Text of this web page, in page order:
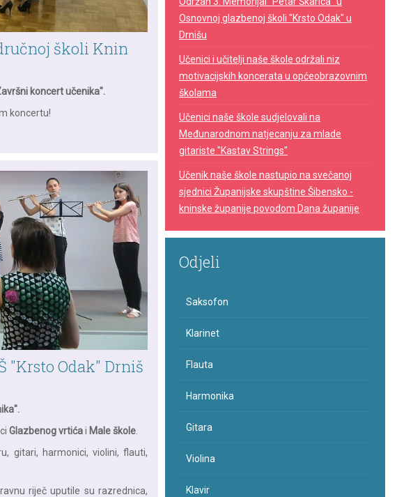
školi Knin
koncert učenika".
koncertu!
"Krsto Odak" Drniš
Glazbenog vrtićai Male škole
gitari, harmonici, violini, flauti,
riječ uputile su razrednica,
Osnovnoj glazbenoj školi "Krsto Odak" u
Drnišu
Učenici i učitelji naše škole održali niz
motivacijskih koncerata u općeobrazovnim
školama
Učenici naše škole sudjelovali na
Međunarodnom natjecanju za mlade
gitariste "Kastav Strings"
Učenik naše škole nastupio na svečanoj
sjednici Županijske skupštine Šibensko -
kninske županije povodom Dana županije
Odjeli
Saksofon
Klarinet
Flauta
Harmonika
Gitara
Violina
Klavir